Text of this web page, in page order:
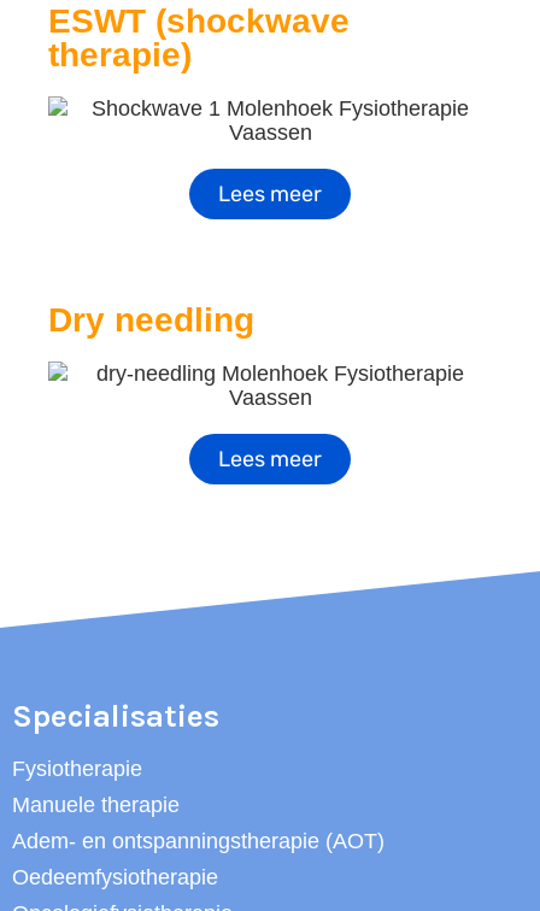
ESWT (shockwave
therapie)
Lees meer
Dry needling
Lees meer
Specialisaties
Fysiotherapie
Manuele therapie
Adem- en ontspanningstherapie (AOT)
Oedeemfysiotherapie